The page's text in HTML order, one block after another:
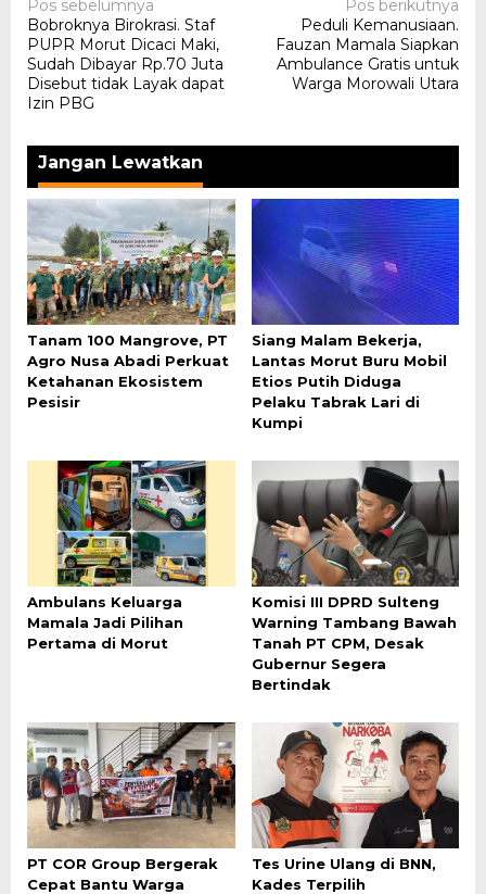
Navigasi
pos
Pos sebelumnya
Bobroknya Birokrasi. Staf
PUPR Morut Dicaci Maki,
Sudah Dibayar Rp.70 Juta
Disebut tidak Layak dapat
Izin PBG
Pos berikutnya
Peduli Kemanusiaan.
Fauzan Mamala Siapkan
Ambulance Gratis untuk
Warga Morowali Utara
Jangan Lewatkan
Tanam 100 Mangrove, PT
Agro Nusa Abadi Perkuat
Ketahanan Ekosistem
Pesisir
Siang Malam Bekerja,
Lantas Morut Buru Mobil
Etios Putih Diduga
Pelaku Tabrak Lari di
Kumpi
Ambulans Keluarga
Mamala Jadi Pilihan
Pertama di Morut
Komisi III DPRD Sulteng
Warning Tambang Bawah
Tanah PT CPM, Desak
Gubernur Segera
Bertindak
PT COR Group Bergerak
Cepat Bantu Warga
Tes Urine Ulang di BNN,
Kades Terpilih